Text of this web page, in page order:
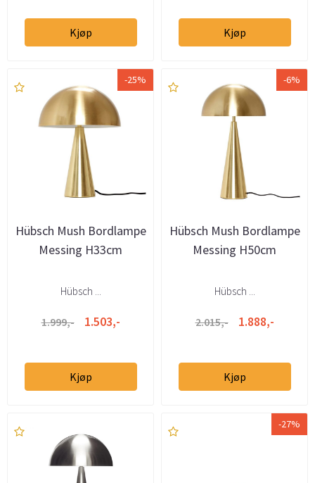
Kjøp Kjøp
-25%
Hübsch Mush Bordlampe
Messing H33cm
Hübsch ...
1.999,- 1.503,-
Kjøp
-6%
Hübsch Mush Bordlampe
Messing H50cm
Hübsch ...
2.015,- 1.888,-
Kjøp
-27%